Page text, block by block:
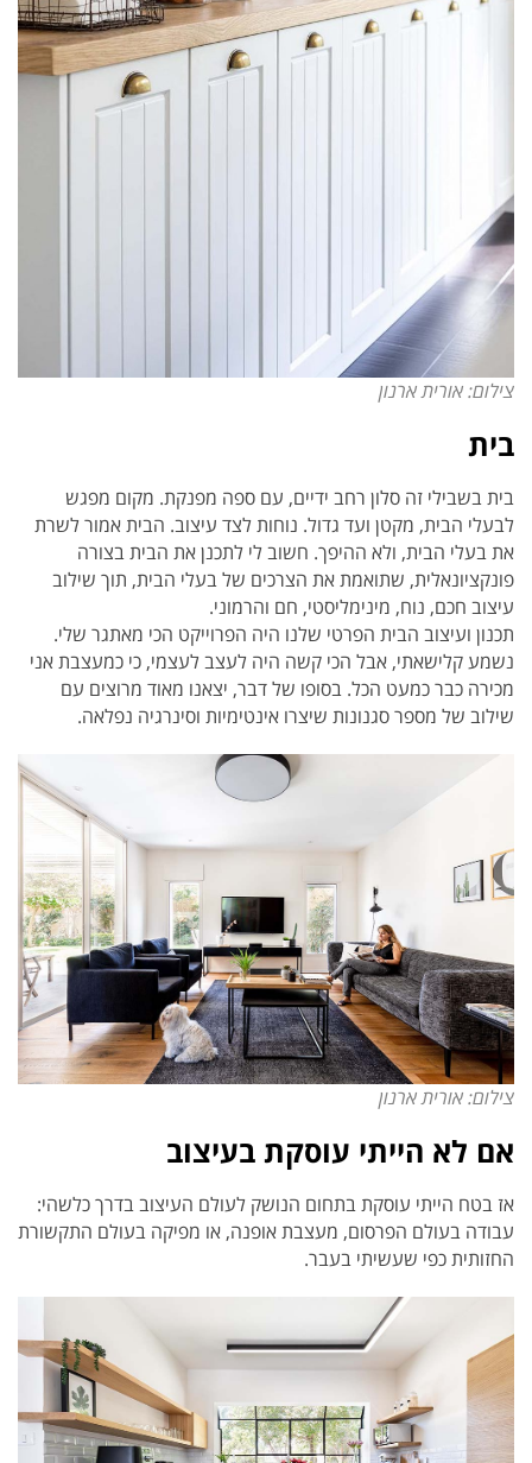
צילום: אורית ארנון
בית
בית בשבילי זה סלון רחב ידיים, עם ספה מפנקת. מקום מפגש
לבעלי הבית, מקטן ועד גדול. נוחות לצד עיצוב. הבית אמור לשרת
את בעלי הבית, ולא ההיפך. חשוב לי לתכנן את הבית בצורה
פונקציונאלית, שתואמת את הצרכים של בעלי הבית, תוך שילוב
עיצוב חכם, נוח, מינימליסטי, חם והרמוני.
תכנון ועיצוב הבית הפרטי שלנו היה הפרוייקט הכי מאתגר שלי.
נשמע קלישאתי, אבל הכי קשה היה לעצב לעצמי, כי כמעצבת אני
מכירה כבר כמעט הכל. בסופו של דבר, יצאנו מאוד מרוצים עם
שילוב של מספר סגנונות שיצרו אינטימיות וסינרגיה נפלאה.
צילום: אורית ארנון
אם לא הייתי עוסקת בעיצוב
אז בטח הייתי עוסקת בתחום הנושק לעולם העיצוב בדרך כלשהי:
עבודה בעולם הפרסום, מעצבת אופנה, או מפיקה בעולם התקשורת
החזותית כפי שעשיתי בעבר.